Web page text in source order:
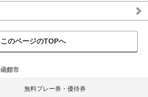
このページのTOPへ
函館市
無料プレー券・優待券